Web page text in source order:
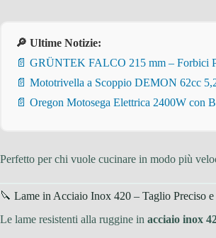
🔎 Ultime Notizie:
📄 GRÜNTEK FALCO 215 mm – Forbici
📄 Mototrivella a Scoppio DEMON 62cc
📄 Oregon Motosega Elettrica 2400W con
Perfetto per chi vuole cucinare in modo più
🔪 Lame in Acciaio Inox 420 – Taglio Preciso
Le lame resistenti alla ruggine in acciaio inox